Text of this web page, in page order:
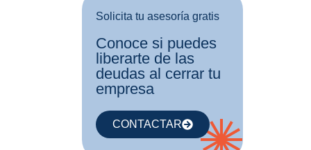
Solicita tu asesoría gratis
Conoce si puedes
liberarte de las
deudas al cerrar tu
empresa
CONTACTAR